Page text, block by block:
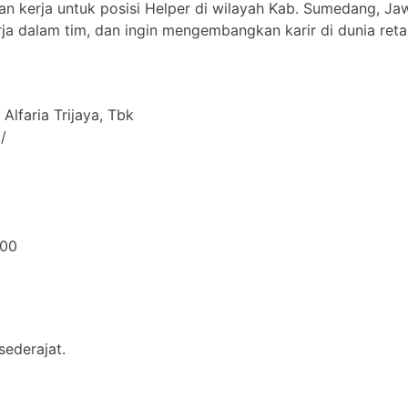
kerja untuk posisi Helper di wilayah Kab. Sumedang,
dalam tim, dan ingin mengembangkan karir di dunia
Alfaria Trijaya, Tbk